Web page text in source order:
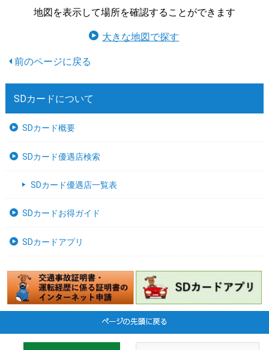
地図を表示して場所を確認することができます
大きな地図で探す
SDカードについて
SDカード概要
SDカード優遇店検索
SDカード優遇店一覧表
SDカードお得ガイド
SDカードアプリ